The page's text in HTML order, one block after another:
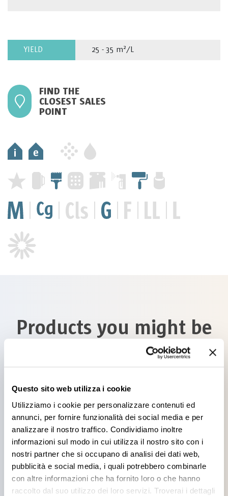
Questo sito web utilizza i cookie
Utilizziamo i cookie per personalizzare contenuti ed
annunci, per fornire funzionalità dei social media e per
analizzare il nostro traffico. Condividiamo inoltre
informazioni sul modo in cui utilizza il nostro sito con i
nostri partner che si occupano di analisi dei dati web,
pubblicità e social media, i quali potrebbero combinarle
con altre informazioni che ha fornito loro o che hanno
raccolto dal suo utilizzo dei loro servizi. Troverai i dettagli
YIELD 25 - 35 m²/L
FIND THE
CLOSEST SALES
POINT
Products you might be
interested in
BIOSISTEM THERM